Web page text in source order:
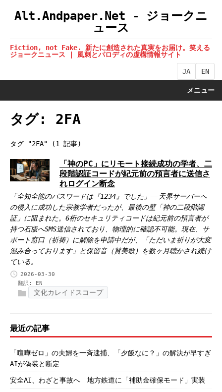
Alt.Andpaper.Net - ジョークニ
ュース
Fiction, not Fake. 新たに創造された真実をお届け。笑える
ジョークニュース | 風刺とパロディの虚構情報サイト
JA EN
メニュー
タグ: 2FA
タグ "2FA" (1 記事)
「神のPC」にリモート接続成功の学者、二
段階認証コードが紀元前の預言者に送信さ
れログイン断念
「全知全能のパスワードは『1234』でした」——天界サーバーへ
の侵入に成功した宗教学者だったが、最後の壁「神の二段階認
証」に阻まれた。6桁のセキュリティコードは紀元前の預言者が
持つ石版へSMS送信されており、物理的に確認不可能。現在、サ
ポート窓口（祈祷）に解除を申請中だが、「ただいま祈りが大変
混み合っております」と保留音（賛美歌）を数ヶ月聴かされ続け
ている。
2026-03-30
翻訳: EN
文化カレイドスコープ
最近の記事
「喧嘩ゼロ」の夫婦を一斉逮捕、「夕飯なに？」の解決が早すぎ
AIが偽装と断定
安全AI、わざと事故へ 地方鉄道に「補助金確保モード」実装